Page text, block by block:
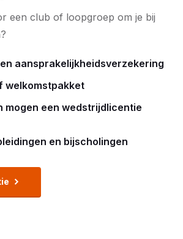
een club of loopgroep om je bij
aansprakelijkheidsverzekering
welkomstpakket
mogen een wedstrijdlicentie
en bijscholingen